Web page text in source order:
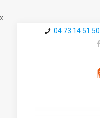
x
04 73 14 51 50